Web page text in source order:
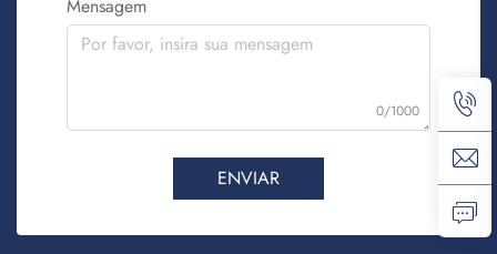
Mensagem
0/1000
ENVIAR